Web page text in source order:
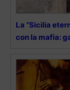
La “Sicilia
con la mafia: